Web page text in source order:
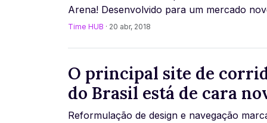
Arena! Desenvolvido para um mercado novo e
desafiador, o portal tem objetivo de produzir
Time HUB · 20 abr, 2018
O principal site de
do Brasil está de cara
Reformulação de design e navegação